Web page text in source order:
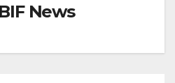
BIF News